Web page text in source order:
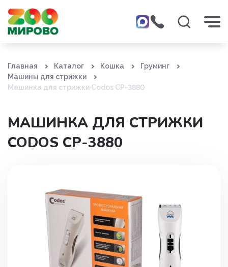
Главная Каталог Кошка
Груминг
Машины для стрижки
Машинка для стрижки Codos СР-3880
МАШИНКА ДЛЯ СТРИЖКИ
CODOS СР-3880